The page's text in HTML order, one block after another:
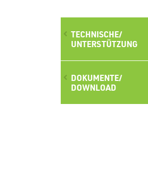
TECHNISCHE/
UNTERSTÜTZUNG
DOKUMENTE/
DOWNLOAD